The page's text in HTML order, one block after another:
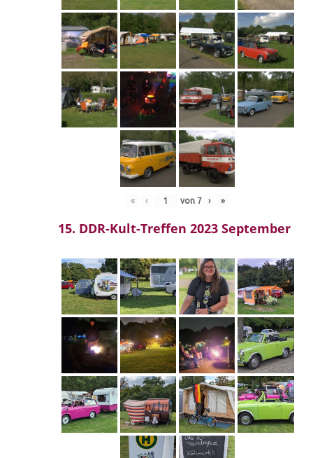
« ‹ von 7 › »
15. DDR-Kult-Treffen 2023 September